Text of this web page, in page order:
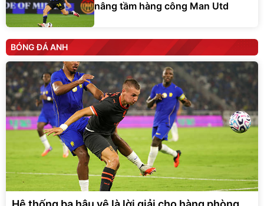
nâng tầm hàng công Man Utd
BÓNG ĐÁ ANH